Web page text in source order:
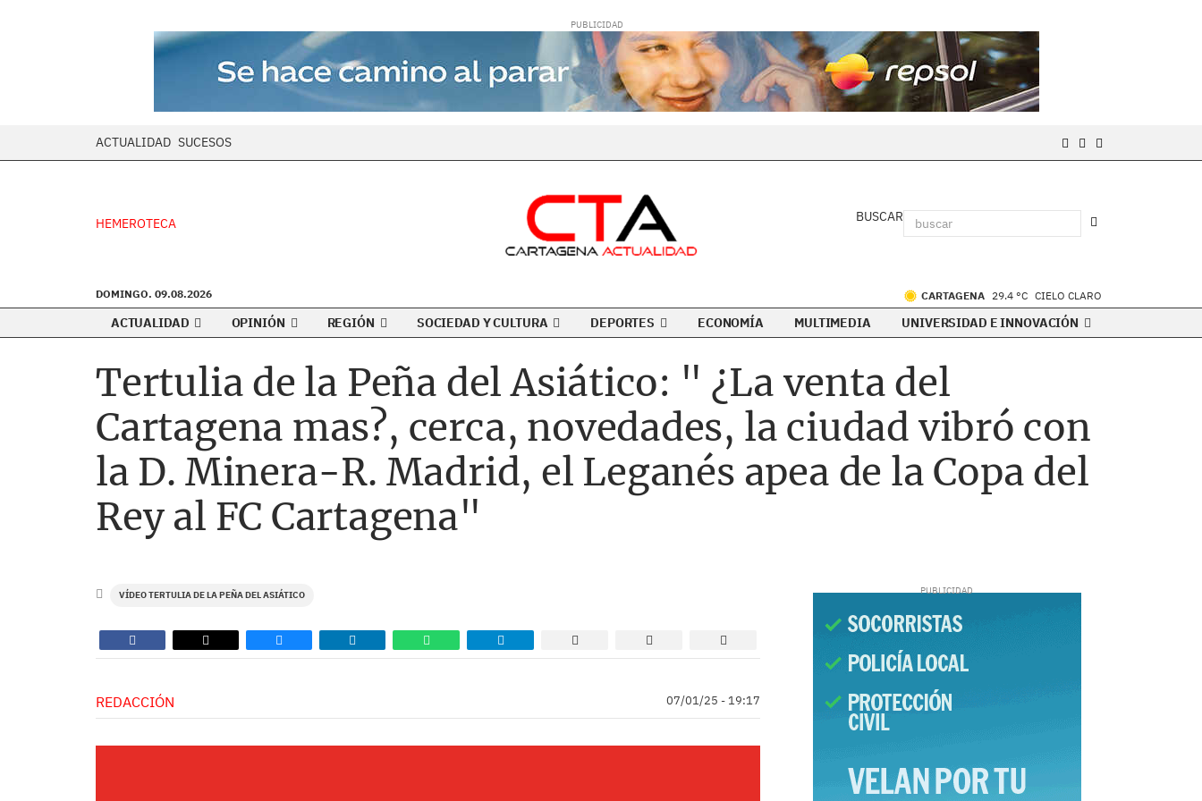
ACTUALIDAD SUCESOS
HEMEROTECA BUSCAR
DOMINGO. 09.08.2026 CARTAGENA 29.4 °C CIELO CLARO
ACTUALIDAD OPINIÓN REGIÓN SOCIEDAD Y CULTURA DEPORTES ECONOMÍA MULTIMEDIA UNIVERSIDAD E INNOVACIÓN
Tertulia de la Peña del Asiático: " ¿La venta del
Cartagena mas?, cerca, novedades, la ciudad vibró con
la D. Minera-R. Madrid, el Leganés apea de la Copa del
Rey al FC Cartagena"
VÍDEO TERTULIA DE LA PEÑA DEL ASIÁTICO
REDACCIÓN 07/01/25 - 19:17